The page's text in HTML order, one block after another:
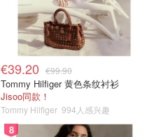
€39.20 €99.90
Tommy Hilfiger 黄色条纹衬衫
Jisoo同款！
Tommy Hilfiger 994人感兴趣
8